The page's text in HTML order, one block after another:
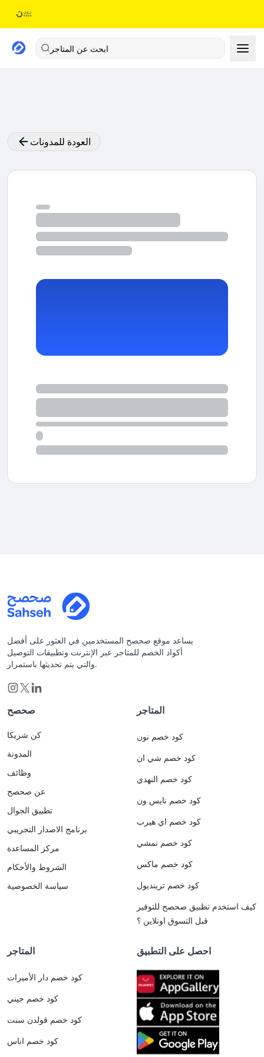
ابحث عن المتاجر
العودة للمدونات
يساعد موقع صحصح المستخدمين في العثور على أفضل
أكواد الخصم للمتاجر عبر الإنترنت وتطبيقات التوصيل
والتي يتم تحديثها باستمرار.
صحصح
كن شريكا
المدونة
وظائف
عن صحصح
تطبيق الجوال
برنامج الاصدار التجريبي
مركز المساعدة
الشروط والأحكام
سياسة الخصوصية
المتاجر
كود خصم نون
كود خصم شي ان
كود خصم النهدي
كود خصم نايس ون
كود خصم اي هيرب
كود خصم نمشي
كود خصم ماكس
كود خصم ترينديول
كيف استخدم تطبيق صحصح للتوفير
قبل التسوق اونلاين ؟
المتاجر
كود خصم دار الأميرات
كود خصم جيني
كود خصم قولدن سنت
كود خصم اناس
احصل على التطبيق